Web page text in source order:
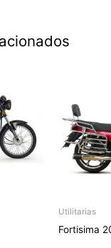
Utilitarias
Fortisima